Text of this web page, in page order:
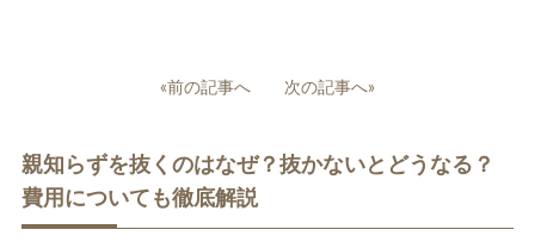
ビ
ゲ
«前の記事へ 次の記事へ»
親知らずを抜くのはなぜ？抜かないとどうなる？
費用についても徹底解説